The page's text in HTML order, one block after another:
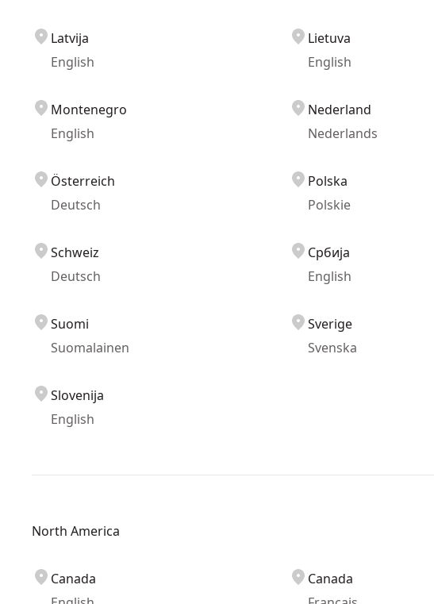
Latvija
English
Lietuva
English
Montenegro
English
Nederland
Nederlands
Österreich
Deutsch
Polska
Polskie
Schweiz
Deutsch
Србија
English
Suomi
Suomalainen
Sverige
Svenska
Slovenija
English
North America
Canada
Canada